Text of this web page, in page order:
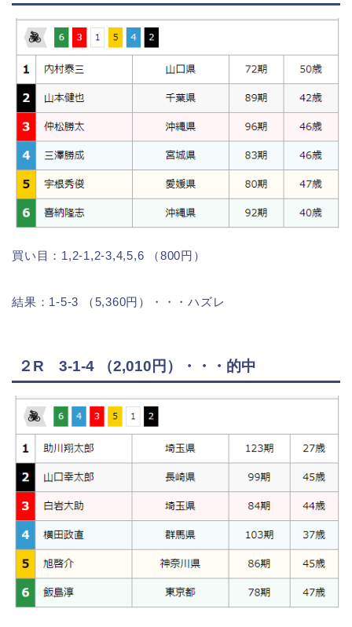
買い目：1,2-1,2-3,4,5,6 （800円）
結果：1-5-3 （5,360円）・・・ハズレ
２R 3-1-4 （2,010円）・・・的中